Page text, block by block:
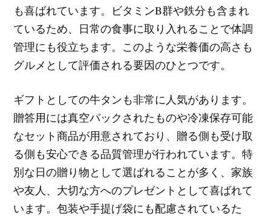
も喜ばれています。ビタミンB群や鉄分も含まれ
ているため、日常の食事に取り入れることで体調
管理にも役立ちます。このような栄養価の高さも
グルメとして評価される要因のひとつです。
ギフトとしての牛タンも非常に人気があります。
贈答用には真空パックされたものや冷凍保存可能
なセット商品が用意されており、贈る側も受け取
る側も安心できる品質管理が行われています。特
別な日の贈り物として選ばれることが多く、家族
や友人、大切な方へのプレゼントとして喜ばれて
います。包装や手提げ袋にも配慮されているた